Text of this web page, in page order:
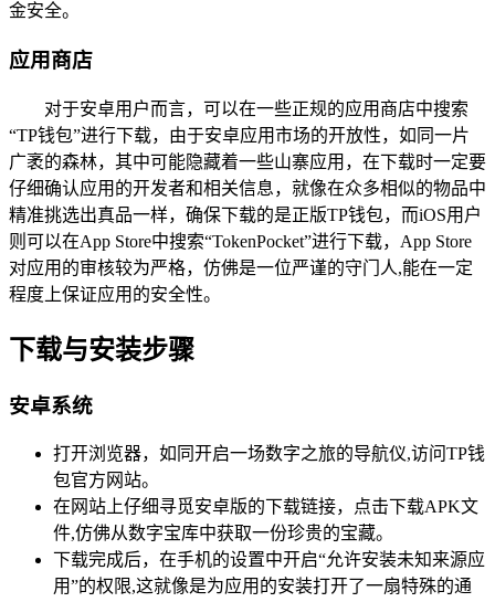
金安全。
应用商店
对于安卓用户而言，可以在一些正规的应用商店中搜索
“TP钱包”进行下载，由于安卓应用市场的开放性，如同一片
广袤的森林，其中可能隐藏着一些山寨应用，在下载时一定要
仔细确认应用的开发者和相关信息，就像在众多相似的物品中
精准挑选出真品一样，确保下载的是正版TP钱包，而iOS用户
则可以在App Store中搜索“TokenPocket”进行下载，App Store
对应用的审核较为严格，仿佛是一位严谨的守门人,能在一定
程度上保证应用的安全性。
下载与安装步骤
安卓系统
打开浏览器，如同开启一场数字之旅的导航仪,访问TP钱
包官方网站。
在网站上仔细寻觅安卓版的下载链接，点击下载APK文
件,仿佛从数字宝库中获取一份珍贵的宝藏。
下载完成后，在手机的设置中开启“允许安装未知来源应
用”的权限,这就像是为应用的安装打开了一扇特殊的通